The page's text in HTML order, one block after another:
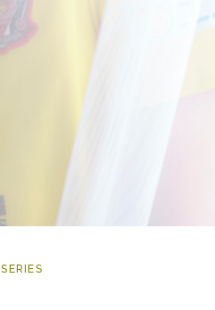
SERIES